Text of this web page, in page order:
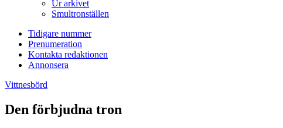
Ur arkivet
Smultronställen
Tidigare nummer
Prenumeration
Kontakta redaktionen
Annonsera
Vittnesbörd
Den förbjudna tron